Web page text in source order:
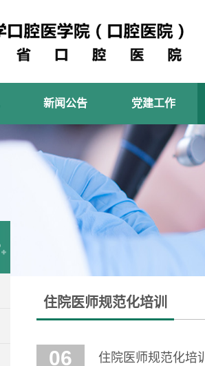
新闻公告 党建工作
住院医师规范化培训
06 住院医师规范化培